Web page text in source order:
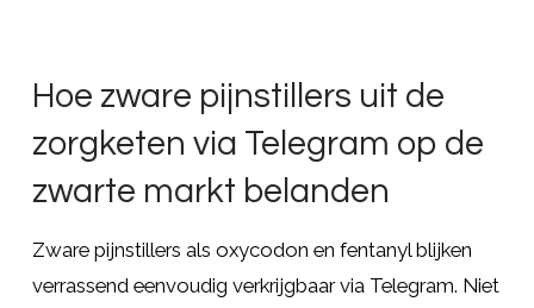
Hoe zware pijnstillers uit de
zorgketen via Telegram op de
zwarte markt belanden
Zware pijnstillers als oxycodon en fentanyl blijken
verrassend eenvoudig verkrijgbaar via Telegram. Niet